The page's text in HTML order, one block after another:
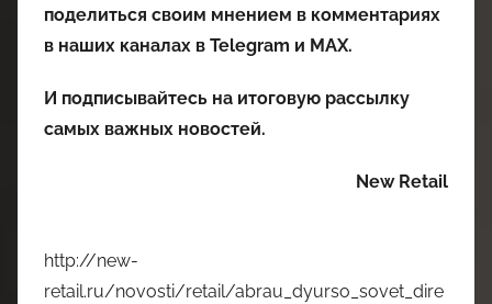
поделиться своим мнением в комментариях
в наших каналах в Telegram и MAX.
И подписывайтесь на итоговую рассылку
самых важных новостей.
New Retail
http://new-
retail.ru/novosti/retail/abrau_dyurso_sovet_dire